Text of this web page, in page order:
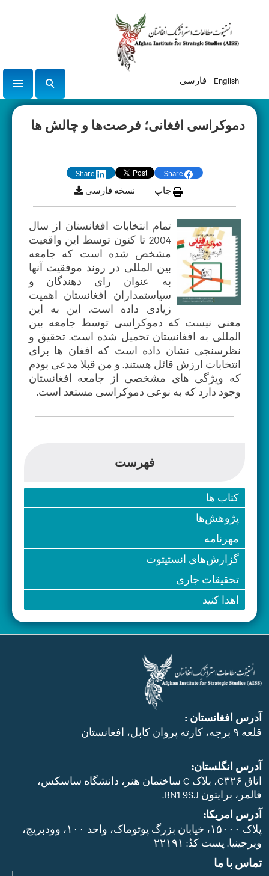
English فارسی
ج
س
ج
دموکراسی افغانی؛ فرصت‌ها و چالش ها
چاپ
نسخه فارسی
تمام انتخابات افغانستان از سال
2004 تا کنون توسط این واقعیت
مشخص شده است که جامعه
بین المللی در روند موفقیت آنها
به عنوان رای دهندگان و
سیاستمداران افغانستان اهمیت
زیادی داده است. این به این
معنی نیست که دموکراسی توسط جامعه بین
المللی به افغانستان تحمیل شده است. تحقیق و
نظرسنجی نشان داده است که افغان ها برای
انتخابات ارزش قائل هستند. و من قبلا مدعی بودم
که ویژگی های مشخصی از جامعه افغانستان
وجود دارد که به نوعی دموکراسی مستعد است.
فهرست
کتاب ها
پژوهش‌ها
مهرنامه
گزارش‌های انستیتوت
تحقیقات جاری
اهدا کنید
آدرس افغانستان :
قلعه ۹ برجه، کارته پروان کابل، افغانستان
آدرس انگلستان:
اتاق C۳۲۶، بلاک C ساختمان هنر، دانشگاه ساسکس،
فالمر، برایتون BN1 9SJ.
آدرس امریکا:
پلاک ۱۵۰۰۰، خیابان بزرگ پوتوماک، واحد ۱۰۰، وودبریج،
ویرجینیا. پست‌ کدُ: ۲۲۱۹۱
تماس با ما